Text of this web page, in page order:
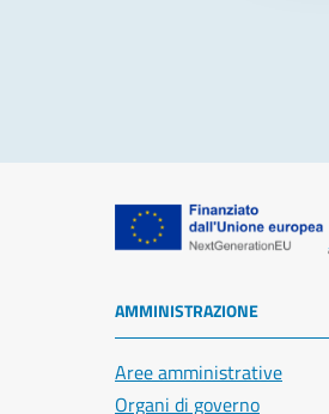
AMMINISTRAZIONE
Aree amministrative
Organi di governo